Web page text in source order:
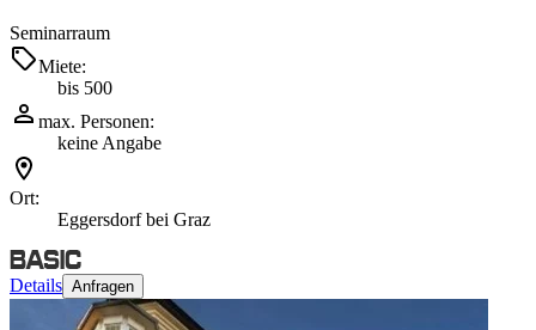
Seminarraum
Miete:
bis 500
max. Personen:
keine Angabe
Ort:
Eggersdorf bei Graz
Details Anfragen